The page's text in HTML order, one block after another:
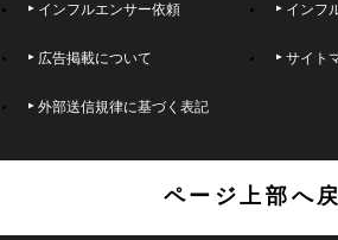
インフルエンサー依頼 インフ
広告掲載について サイト
外部送信規律に基づく表記
ページ上部へ